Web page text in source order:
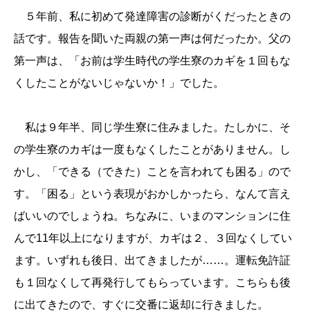
５年前、私に初めて発達障害の診断がくだったときの
話です。報告を聞いた両親の第一声は何だったか。父の
第一声は、「お前は学生時代の学生寮のカギを１回もな
くしたことがないじゃないか！」でした。
私は９年半、同じ学生寮に住みました。たしかに、そ
の学生寮のカギは一度もなくしたことがありません。し
かし、「できる（できた）ことを言われても困る」ので
す。「困る」という表現がおかしかったら、なんて言え
ばいいのでしょうね。ちなみに、いまのマンションに住
んで11年以上になりますが、カギは２、３回なくしてい
ます。いずれも後日、出てきましたが……。運転免許証
も１回なくして再発行してもらっています。こちらも後
に出てきたので、すぐに交番に返却に行きました。